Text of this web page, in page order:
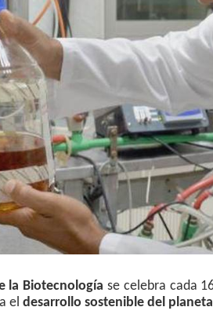
la Biotecnología se celebra cada
el desarrollo sostenible del